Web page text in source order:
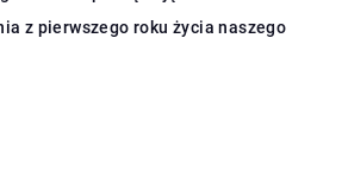
z pierwszego roku życia naszego